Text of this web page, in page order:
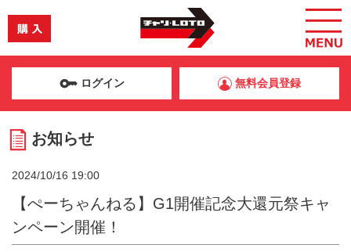
ログイン 無料会員登録
お知らせ
2024/10/16 19:00
【ぺーちゃんねる】G1開催記念大還元祭キャ
ンペーン開催！